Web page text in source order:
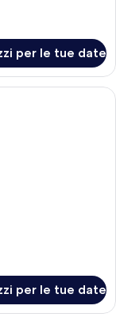
per le tue date
letto di alta qualità,
per le tue date